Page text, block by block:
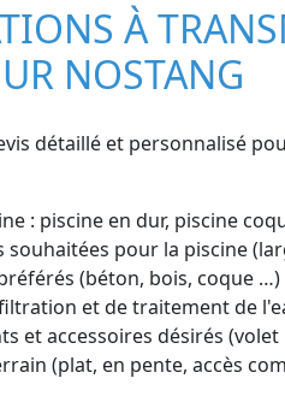
À
NOSTANG
détaillé et personnalisé
: piscine en dur, piscine
souhaitées pour la piscine
(béton, bois, coque …)
et de traitement de
et accessoires désirés
(plat, en pente, accès